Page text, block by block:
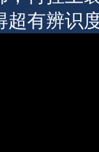
超有辨识